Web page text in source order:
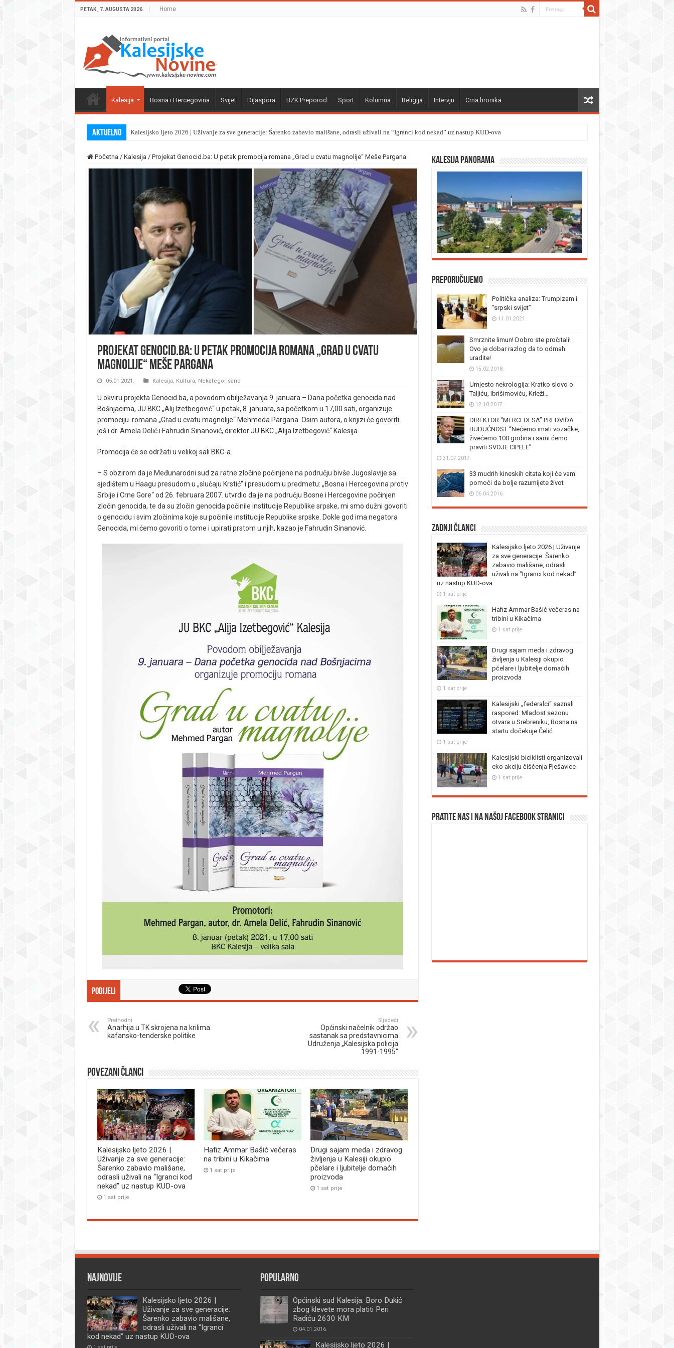
PETAK , 7. AUGUSTA 2026. Home
Kalesija Bosna i Hercegovina Svijet Dijaspora BZK Preporod Sport Kolumna Religija Intervju Crna hronika
Aktuelno Kalesijsko ljeto 2026 | Uživanje za sve generacije: Šarenko zabavio mališane, odrasli uživali na “Igranci kod nekad” uz nastup KUD-ova
Početna / Kalesija / Projekat Genocid.ba: U petak promocija romana „Grad u cvatu magnolije“ Meše Pargana
Projekat Genocid.ba: U petak promocija romana „Grad u cvatu
magnolije“ Meše Pargana
05.01.2021. Kalesija, Kultura, Nekategorisano
U okviru projekta Genocid.ba, a povodom obilježavanja 9. januara – Dana početka genocida nad
Bošnjacima, JU BKC „Alij Izetbegović“ u petak, 8. januara, sa početkom u 17,00 sati, organizuje
promociju romana „Grad u cvatu magnolije“ Mehmeda Pargana. Osim autora, o knjizi će govoriti
još i dr. Amela Delić i Fahrudin Sinanović, direktor JU BKC „Alija Izetbegović“ Kalesija.
Promocija će se održati u velikoj sali BKC-a.
– S obzirom da je Međunarodni sud za ratne zločine počinjene na području bivše Jugoslavije sa
sjedištem u Haagu presudom u „slučaju Krstić“ i presudom u predmetu: „Bosna i Hercegovina protiv
Srbije i Crne Gore“ od 26. februara 2007. utvrdio da je na području Bosne i Hercegovine počinjen
zločin genocida, te da su zločin genocida počinile institucije Republike srpske, mi smo dužni govoriti
o genocidu i svim zločinima koje su počinile institucije Republike srpske. Dokle god ima negatora
Genocida, mi ćemo govoriti o tome i upirati prstom u njih, kazao je Fahrudin Sinanović.
Podijeli
Prethodni
Anarhija u TK skrojena na krilima
kafansko-tenderske politike
Sljedeći
Općinski načelnik održao
sastanak sa predstavnicima
Udruženja „Kalesijska policija
1991-1995“
Povezani članci
Kalesijsko ljeto 2026 |
Uživanje za sve generacije:
Šarenko zabavio mališane,
odrasli uživali na “Igranci kod
nekad” uz nastup KUD-ova
1 sat prije
Hafiz Ammar Bašić večeras
na tribini u Kikačima
1 sat prije
Drugi sajam meda i zdravog
življenja u Kalesiji okupio
pčelare i ljubitelje domaćih
proizvoda
1 sat prije
Kalesija panorama
Preporučujemo
Politička analiza: Trumpizam i
“srpski svijet”
11.01.2021.
Smrznite limun! Dobro ste pročitali!
Ovo je dobar razlog da to odmah
uradite!
15.02.2018.
Umjesto nekrologija: Kratko slovo o
Taljiću, Ibrišimoviću, Krleži…
12.10.2017.
DIREKTOR “MERCEDESA” PREDVIĐA
BUDUĆNOST “Nećemo imati vozačke,
živećemo 100 godina i sami ćemo
praviti SVOJE CIPELE”
31.07.2017.
33 mudrih kineskih citata koji će vam
pomoći da bolje razumijete život
06.04.2016.
Zadnji članci
Kalesijsko ljeto 2026 | Uživanje
za sve generacije: Šarenko
zabavio mališane, odrasli
uživali na “Igranci kod nekad”
uz nastup KUD-ova
1 sat prije
Hafiz Ammar Bašić večeras na
tribini u Kikačima
1 sat prije
Drugi sajam meda i zdravog
življenja u Kalesiji okupio
pčelare i ljubitelje domaćih
proizvoda
1 sat prije
Kalesijski „federalci“ saznali
raspored: Mladost sezonu
otvara u Srebreniku, Bosna na
startu dočekuje Čelić
1 sat prije
Kalesijski biciklisti organizovali
eko akciju čišćenja Pješavice
1 sat prije
Pratite nas i na našoj facebook stranici
Najnovije
Kalesijsko ljeto 2026 |
Uživanje za sve generacije:
Šarenko zabavio mališane,
odrasli uživali na “Igranci
kod nekad” uz nastup KUD-ova
Popularno
Općinski sud Kalesija: Boro Dukić
zbog klevete mora platiti Peri
Radiću 2630 KM
04.01.2016.
Kalesijsko ljeto 2026 |